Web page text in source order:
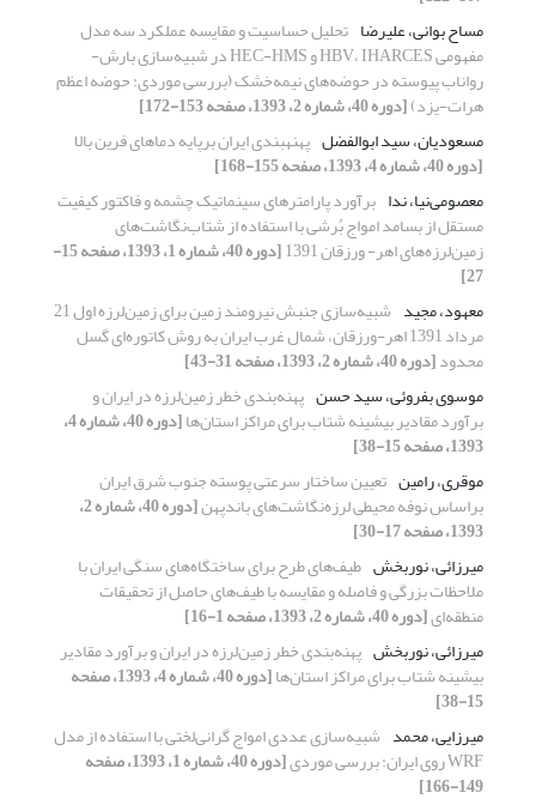
مساح بوانی، علیرضا تحلیل حساسیت و مقایسه عملکرد سه مدل
مفهومی HBV، IHARCES و HEC-HMS در شبیه‌سازی بارش-
رواناب پیوسته در حوضه‌‌های نیمه‌خشک (بررسی موردی: حوضه اعظم
هرات-یزد)[دوره 40، شماره 2، 1393، صفحه 153-172]
مسعودیان، سید ابوالفضل پهنه‎بندی ایران برپایه دماهای فرین بالا
[دوره 40، شماره 4، 1393، صفحه 155-168]
معصومی‌نیا، ندا برآورد پارامترهای سینماتیک چشمه و فاکتور کیفیت
مستقل از بسامد امواج بُرشی با استفاده از شتاب‌نگاشت‌‌‌‌های
زمین‌لرزه‌های اهر- ورزقان 1391 [دوره 40، شماره 1، 1393، صفحه 15-
27]
معهود، مجید
شبیه‌سازی جنبش نیرومند زمین برای زمین‌لرزه اول 21
مرداد 1391 اهر-ورزقان، شمال غرب ایران به روش کاتوره‌ای گسل
محدود[دوره 40، شماره 2، 1393، صفحه 31-43]
موسوی بفروئی، سید حسن پهنه‌بندی خطر زمین‌لرزه در ایران و
برآورد مقادیر بیشینه شتاب برای مراکز استان‌ها [دوره 40، شماره 4،
1393، صفحه 15-38]
موقری، رامین تعیین ساختار سرعتی پوسته جنوب شرق ایران
براساس نوفه محیطی لرزه‌نگاشت‌‌های باندپهن [دوره 40، شماره 2،
1393، صفحه 17-30]
میرزائی، نوربخش طیف‌ها‌ی‌ طرح برای ساختگاه‌های سنگی ایران با
ملاحظات بزرگی و فاصله و مقایسه با طیف‌ها‌ی‌ حاصل از تحقیقات
منطقه‌ای[دوره 40، شماره 2، 1393، صفحه 1-16]
میرزائی، نوربخش پهنه‌بندی خطر زمین‌لرزه در ایران و برآورد مقادیر
بیشینه شتاب برای مراکز استان‌ها [دوره 40، شماره 4، 1393، صفحه
15-38]
میرزایی، محمد شبیه‌سازی عددی امواج گرانی‌لختی با استفاده از مدل
WRF روی ایران: بررسی موردی [دوره 40، شماره 1، 1393، صفحه
149-166]